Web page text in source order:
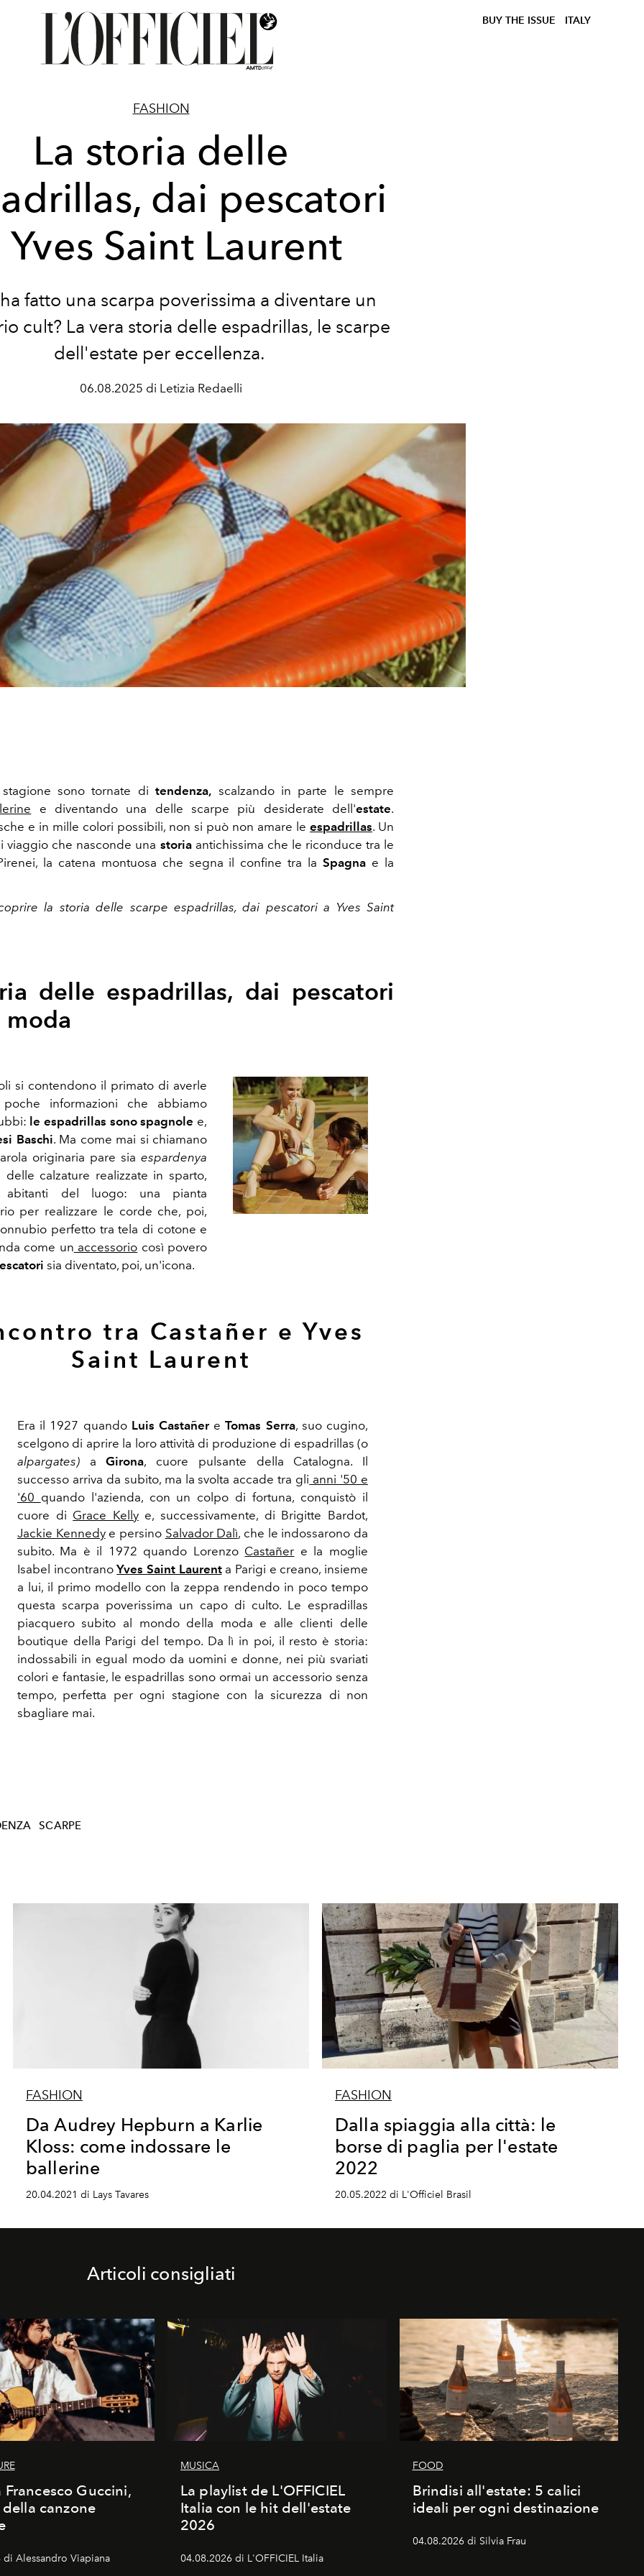
BUY THE ISSUE ITALY
FASHION
La storia delle
dai pescatori
Yves Saint Laurent
fatto una scarpa poverissima a diventare un
cult? La vera storia delle espadrillas, le scarpe
dell'estate per eccellenza.
06.08.2025 di Letizia Redaelli
sono tornate ditendenza, scalzando in parte le sempre
e diventando una delle scarpe più desiderate dell'estate.
e in mille colori possibili, non si può non amare le espadrillas. Un
viaggio che nasconde una storiaantichissima che le riconduce tra le
la catena montuosa che segna il confine tra la Spagna e la
la storia delle scarpe espadrillas, dai pescatori a Yves Saint
delle espadrillas, dai pescatori
si contendono il primato di averle
informazioni che abbiamo
le espadrillas sono spagnole e,
Baschi. Ma come mai si chiamano
originaria pare sia espardenya
delle calzature realizzate in sparto,
del luogo: una pianta
per realizzare le corde che, poi,
perfetto tra tela di cotone e
come un accessorio così povero
sia diventato, poi, un'icona.
tra Castañer e Yves
Saint Laurent
Era il 1927 quando Luis Castañer eTomas Serra, suo cugino,
scelgono di aprire la loro attività di produzione di espadrillas (o
alpargates)aGirona, cuore pulsante della Catalogna. Il
successo arriva da subito, ma la svolta accade tra gli anni '50 e
'60 quando l'azienda, con un colpo di fortuna, conquistò il
cuore di Grace Kellye, successivamente, di Brigitte Bardot,
Jackie Kennedye persino Salvador Dalì, che le indossarono da
subito. Ma è il 1972 quando Lorenzo Castañer e la moglie
Isabel incontrano Yves Saint Laurenta Parigi e creano, insieme
a lui, il primo modello con la zeppa rendendo in poco tempo
questa scarpa poverissima un capo di culto. Le espradillas
piacquero subito al mondo della moda e alle clienti delle
boutique della Parigi del tempo. Da lì in poi, il resto è storia:
indossabili in egual modo da uomini e donne, nei più svariati
colori e fantasie, le espadrillas sono ormai un accessorio senza
tempo, perfetta per ogni stagione con la sicurezza di non
sbagliare mai.
SCARPE
FASHION
Da Audrey Hepburn a Karlie
Kloss: come indossare le
ballerine
20.04.2021 di Lays Tavares
FASHION
Dalla spiaggia alla città: le
borse di paglia per l'estate
2022
20.05.2022 di L'Officiel Brasil
Articoli consigliati
Guccini,
canzone
di Alessandro Viapiana
MUSICA
La playlist de L'OFFICIEL
Italia con le hit dell'estate
2026
04.08.2026 di L'OFFICIEL Italia
FOOD
Brindisi all'estate: 5 calici
ideali per ogni destinazione
04.08.2026 di Silvia Frau